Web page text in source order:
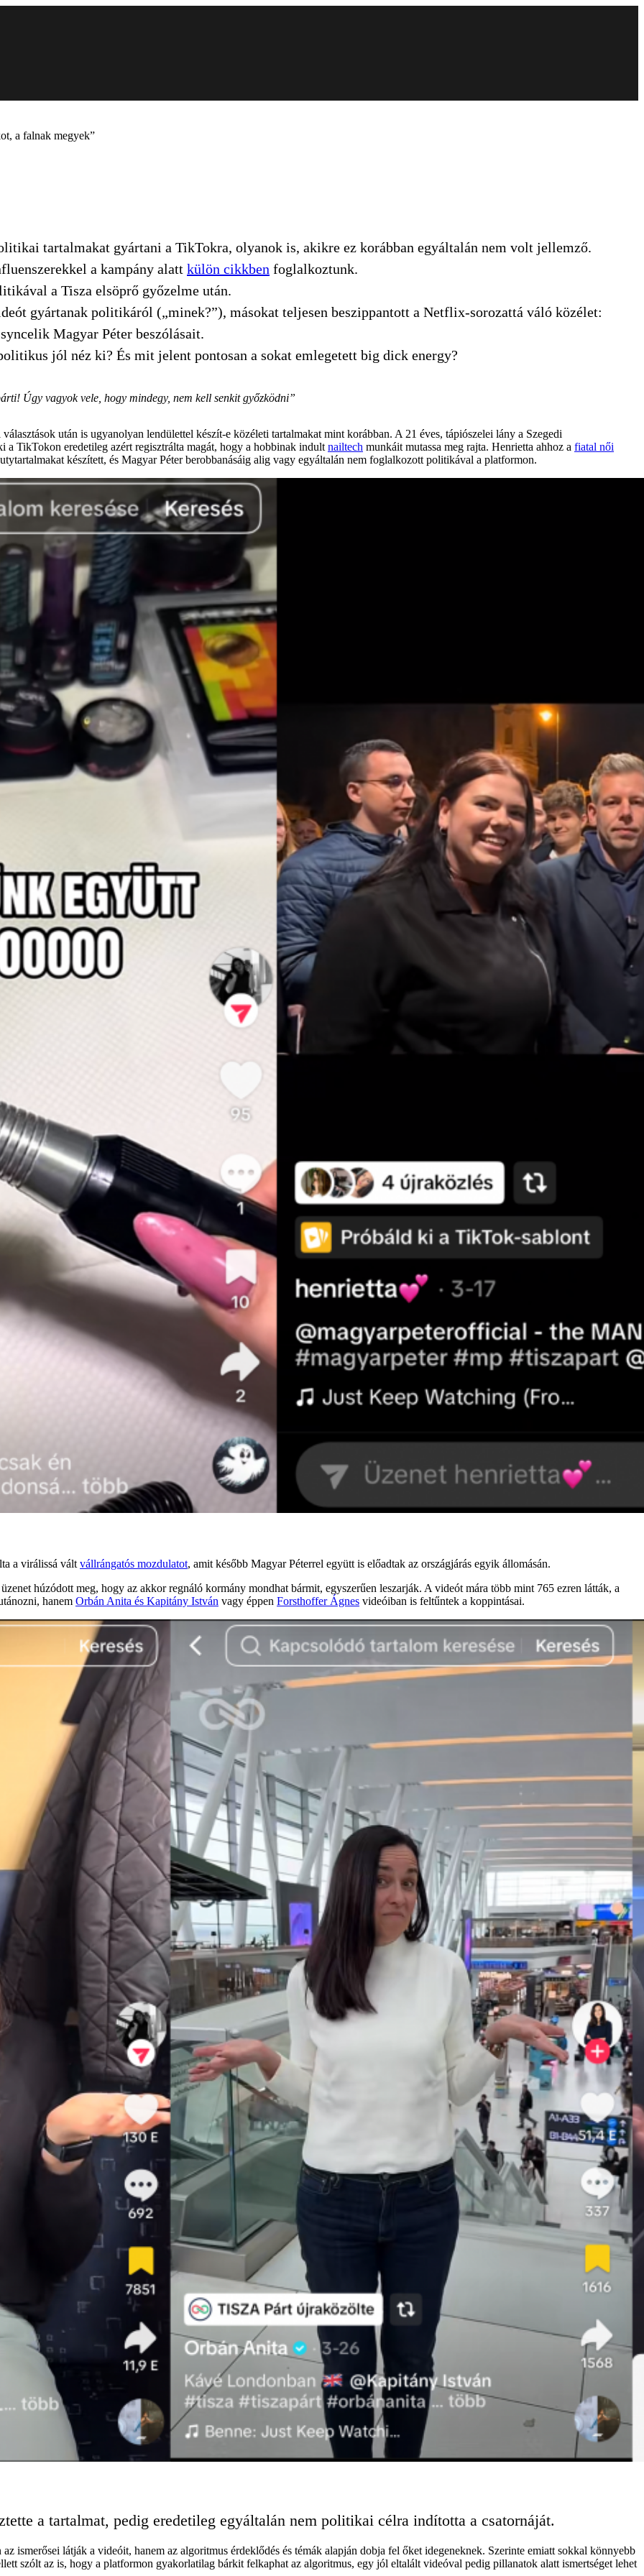
a falnak megyek”
tartalmakat gyártani a TikTokra, olyanok is, akikre ez korábban egyáltalán nem volt jellemző.
a kampány alatt külön cikkben foglalkoztunk.
a Tisza elsöprő győzelme után.
gyártanak politikáról („minek?”), másokat teljesen beszippantott a Netflix-sorozattá váló közélet:
Magyar Péter beszólásait.
jól néz ki? És mit jelent pontosan a sokat emlegetett big dick energy?
Úgy vagyok vele, hogy mindegy, nem kell senkit győzködni”
után is ugyanolyan lendülettel készít-e közéleti tartalmakat mint korábban. A 21 éves, tápiószelei lány a Szegedi
a TikTokon eredetileg azért regisztrálta magát, hogy a hobbinak indult nailtech munkáit mutassa meg rajta. Henrietta ahhoz a fiatal női
készített, és Magyar Péter berobbanásáig alig vagy egyáltalán nem foglalkozott politikával a platformon.
a virálissá vált vállrángatós mozdulatot, amit később Magyar Péterrel együtt is előadtak az országjárás egyik állomásán.
húzódott meg, hogy az akkor regnáló kormány mondhat bármit, egyszerűen leszarják. A videót mára több mint 765 ezren látták, a
hanem Orbán Anita és Kapitány István vagy éppen Forsthoffer Ágnes videóiban is feltűntek a koppintásai.
a tartalmat, pedig eredetileg egyáltalán nem politikai célra indította a csatornáját.
ismerősei látják a videóit, hanem az algoritmus érdeklődés és témák alapján dobja fel őket idegeneknek. Szerinte emiatt sokkal könnyebb
szólt az is, hogy a platformon gyakorlatilag bárkit felkaphat az algoritmus, egy jól eltalált videóval pedig pillanatok alatt ismertséget lehet